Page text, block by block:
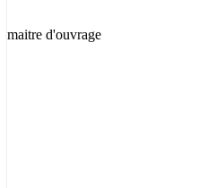
maitre d'ouvrage